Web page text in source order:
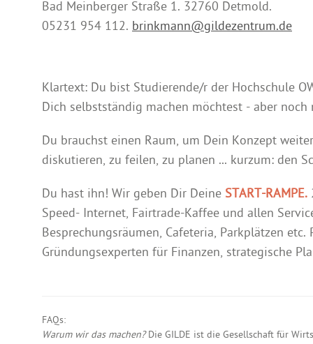
Bad Meinberger Straße 1. 32760 Detmold.
05231 954 112. brinkmann@gildezentrum.de
Klartext: Du bist Studierende/r der Hochschule
Dich selbstständig machen möchtest - aber
Du brauchst einen Raum, um Dein Konzept
diskutieren, zu feilen, zu planen ... kurzum: den
Du hast ihn! Wir geben Dir Deine START-RAMPE.
Speed- Internet, Fairtrade-Kaffee und allen
Besprechungsräumen, Cafeteria, Parkplätzen
Gründungsexperten für Finanzen, strategische
FAQs:
Warum wir das machen?Die GILDE ist die Gesellschaft für